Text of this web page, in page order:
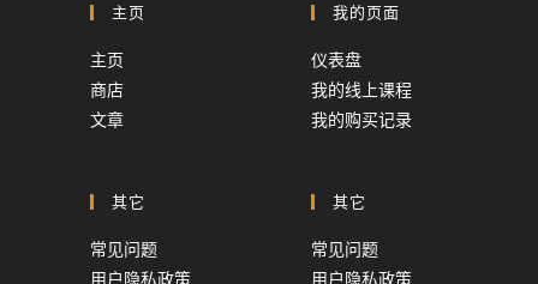
主页
主页
商店
文章
我的页面
仪表盘
我的线上课程
我的购买记录
其它
常见问题
用户隐私政策
其它
常见问题
用户隐私政策